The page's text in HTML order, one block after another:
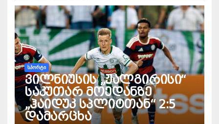
ᲡᲞᲝᲠᲢᲘ
ვილნიუსის „ჟალგირისი“
საკუთარ მოედანზე
„ჰაიდუკ სპლიტთან“ 2:5
დამარცხა